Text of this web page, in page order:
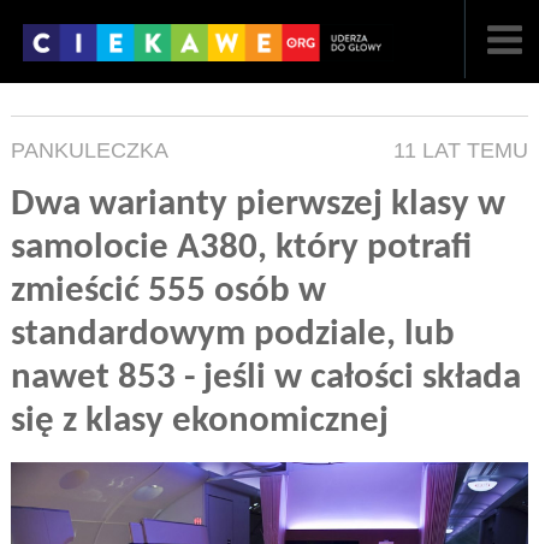
PANKULECZKA 11 LAT TEMU
Dwa warianty pierwszej klasy w
samolocie A380, który potrafi
zmieścić 555 osób w
standardowym podziale, lub
nawet 853 - jeśli w całości składa
się z klasy ekonomicznej
NAJNOWSZE
ARTYKUŁY
F FILMY
G GALERIA
REGULAMIN
KONTAKT